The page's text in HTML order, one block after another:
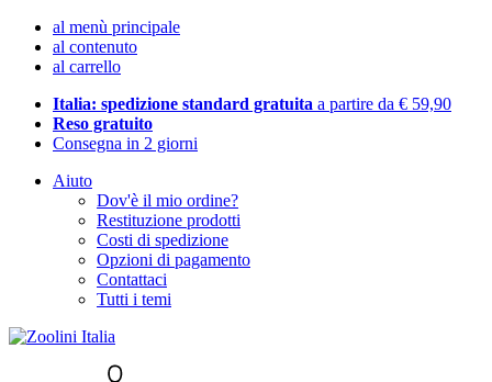
al menù principale
al contenuto
al carrello
Italia: spedizione standard gratuita a partire da € 59,90
Reso gratuito
Consegna in 2 giorni
Aiuto
Dov'è il mio ordine?
Restituzione prodotti
Costi di spedizione
Opzioni di pagamento
Contattaci
Tutti i temi